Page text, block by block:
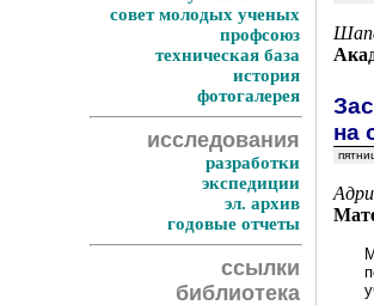
совет молодых ученых
профсоюз
техническая база
история
фотогалерея
исследования
разработки
экспедиции
эл. архив
годовые отчеты
ссылки
библиотека
на